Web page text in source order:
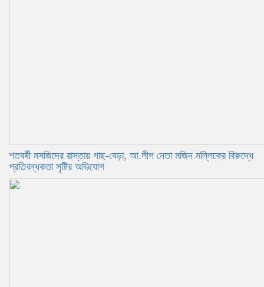
শতবর্ষী মসজিদের রাস্তায় গাছ-বেড়া, আ.লীগ নেতা মজিদ মল্লিকের বিরুদ্ধে
প্রতিবন্ধকতা সৃষ্টির অভিযোগ